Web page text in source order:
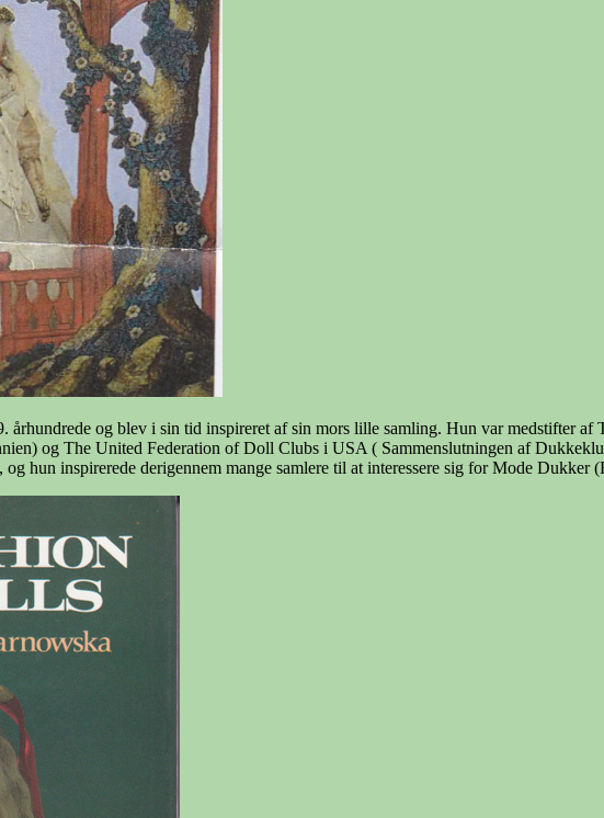
og blev i sin tid inspireret af sin mors lille samling. Hun var medstifter
og The United Federation of Doll Clubs i USA ( Sammenslutningen af
hun inspirerede derigennem mange samlere til at interessere sig for Mode Dukker